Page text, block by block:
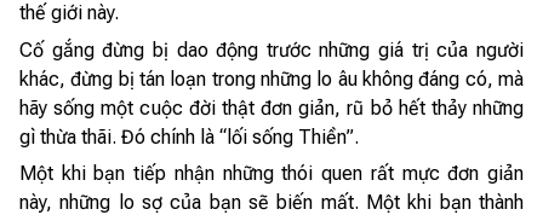
thế giới này.
Cố gắng đừng bị dao động trước những giá trị của người
khác, đừng bị tán loạn trong những lo âu không đáng có, mà
hãy sống một cuộc đời thật đơn giản, rũ bỏ hết thảy những
gì thừa thãi. Đó chính là “lối sống Thiền”.
Một khi bạn tiếp nhận những thói quen rất mực đơn giản
này, những lo sợ của bạn sẽ biến mất. Một khi bạn thành